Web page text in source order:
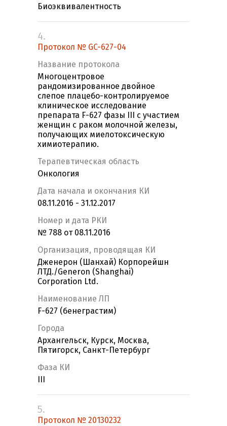
Биоэквивалентность
4.
Протокол № GC-627-04
Название протокола
Многоцентровое
рандомизированное двойное
слепое плацебо-контролируемое
клиническое исследование
препарата F-627 фазы III с участием
женщин с раком молочной железы,
получающих миелотоксическую
химиотерапию.
Терапевтическая область
Онкология
Дата начала и окончания КИ
08.11.2016 - 31.12.2017
Номер и дата РКИ
№ 788 от 08.11.2016
Организация, проводящая КИ
Дженерон (Шанхай) Корпорейшн
ЛТД./Generon (Shanghai)
Corporation Ltd.
Наименование ЛП
F-627 (бенеграстим)
Города
Архангельск, Курск, Москва,
Пятигорск, Санкт-Петербург
Фаза КИ
5.
Протокол № 20130232